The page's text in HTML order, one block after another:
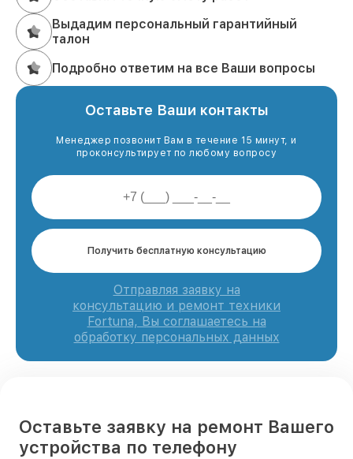
Выдадим персональный гарантийный
талон
Подробно ответим на все Ваши вопросы
Оставьте Ваши контакты
Менеджер позвонит Вам в течение 15 минут, и
проконсультирует по любому вопросу
Получить бесплатную консультацию
Отправляя заявку на
консультацию и ремонт техники
Fortuna, Вы соглашаетесь на
обработку персональных данных
Оставьте заявку на ремонт Вашего
устройства по телефону